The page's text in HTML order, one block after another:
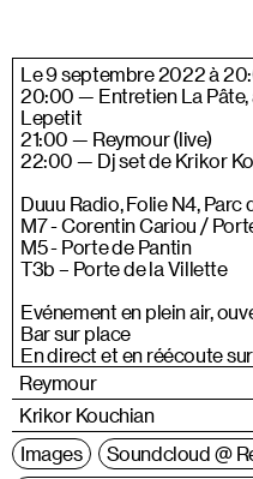
Le 9 septembre 2022 à
20:00 — Entretien La Pâte,
Lepetit
21:00 — Reymour (live)
22:00 — Dj set de Krikor
Duuu Radio, Folie N4, Parc
M7 - Corentin Cariou /
M5 - Porte de Pantin
T3b – Porte de la Villette
Evénement en plein air,
Bar sur place
En direct et en réécoute
Reymour
Krikor Kouchian
Images
Soundcloud @